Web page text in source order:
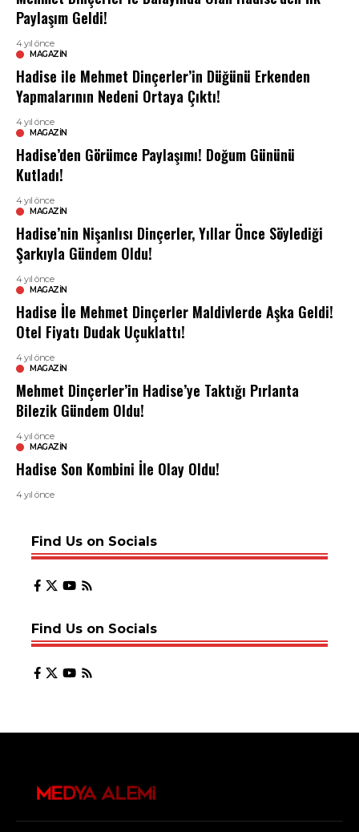
Paylaşım Geldi!
4 yıl önce
MAGAZIN
Hadise ile Mehmet Dinçerler’in Düğünü Erkenden
Yapmalarının Nedeni Ortaya Çıktı!
4 yıl önce
MAGAZIN
Hadise’den Görümce Paylaşımı! Doğum Gününü
Kutladı!
4 yıl önce
MAGAZIN
Hadise’nin Nişanlısı Dinçerler, Yıllar Önce Söylediği
Şarkıyla Gündem Oldu!
4 yıl önce
MAGAZIN
Hadise İle Mehmet Dinçerler Maldivlerde Aşka Geldi!
Otel Fiyatı Dudak Uçuklattı!
4 yıl önce
MAGAZIN
Mehmet Dinçerler’in Hadise’ye Taktığı Pırlanta
Bilezik Gündem Oldu!
4 yıl önce
MAGAZIN
Hadise Son Kombini İle Olay Oldu!
4 yıl önce
Find Us on Socials
Find Us on Socials